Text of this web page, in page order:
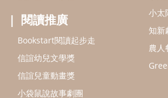
(02)2396-5305轉2345 (週一～週五
認識信誼 合作洽談 智慧財產權聲明
本網站建議使用IE9(含以上)或 Google
信誼基金會/上誼文化實業股份有限公司 版